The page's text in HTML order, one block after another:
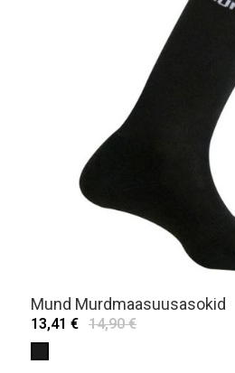
Mund Murdmaasuusasokid
13,41 € 14,90 €